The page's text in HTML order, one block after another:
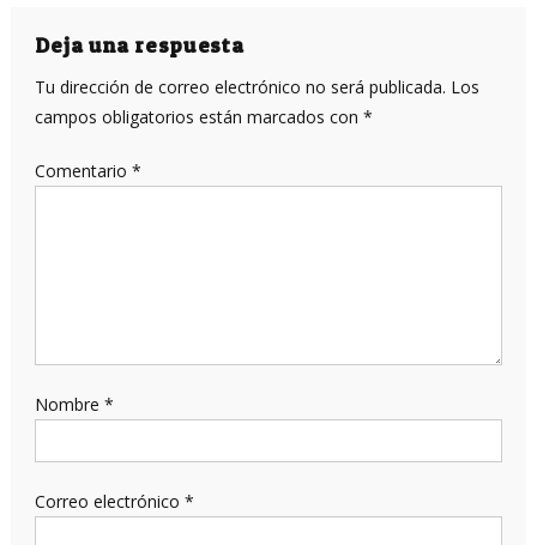
entradas
Deja una respuesta
Tu dirección de correo electrónico no será publicada. Los
campos obligatorios están marcados con *
Comentario *
Nombre *
Correo electrónico *